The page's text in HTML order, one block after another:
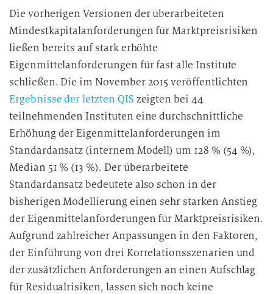
Die vorherigen Versionen der überarbeiteten
Mindestkapitalanforderungen für Marktpreisrisiken
ließen bereits auf stark erhöhte
Eigenmittelanforderungen für fast alle Institute
schließen. Die im November 2015 veröffentlichten
Ergebnisse der letzten QIS zeigten bei 44
teilnehmenden Instituten eine durchschnittliche
Erhöhung der Eigenmittelanforderungen im
Standardansatz (internem Modell) um 128 % (54 %),
Median 51 % (13 %). Der überarbeitete
Standardansatz bedeutete also schon in der
bisherigen Modellierung einen sehr starken Anstieg
der Eigenmittelanforderungen für Marktpreisrisiken.
Aufgrund zahlreicher Anpassungen in den Faktoren,
der Einführung von drei Korrelationsszenarien und
der zusätzlichen Anforderungen an einen Aufschlag
für Residualrisiken, lassen sich noch keine